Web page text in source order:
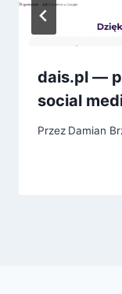
dais.pl —
social
Przez Damian